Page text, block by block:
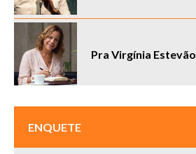
Pra Virgínia Estevão
ENQUETE